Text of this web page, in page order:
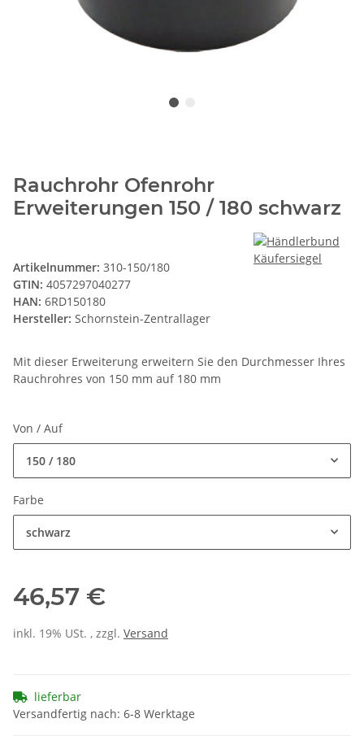
Rauchrohr Ofenrohr
Erweiterungen 150 / 180 schwarz
Artikelnummer: 310-150/180
GTIN: 4057297040277
HAN: 6RD150180
Hersteller: Schornstein-Zentrallager
Mit dieser Erweiterung erweitern Sie den Durchmesser Ihres
Rauchrohres von 150 mm auf 180 mm
Von / Auf
150 / 180
Farbe
schwarz
46,57 €
inkl. 19% USt. , zzgl. Versand
lieferbar
Versandfertig nach: 6-8 Werktage